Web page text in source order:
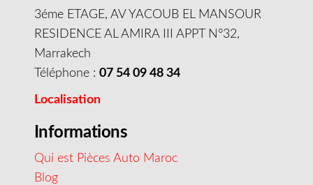
3éme ETAGE, AV YACOUB EL MANSOUR
RESIDENCE AL AMIRA III APPT N°32,
Marrakech
Téléphone : 07 54 09 48 34
Localisation
Informations
Qui est Pièces Auto Maroc
Blog